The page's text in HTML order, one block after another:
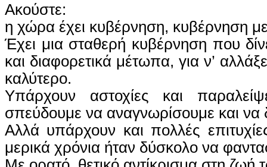
Ακούστε:
η χώρα έχει κυβέρνηση, κυβέρνηση με
Έχει μια σταθερή κυβέρνηση που
και διαφορετικά μέτωπα, για ν’
καλύτερο.
Υπάρχουν αστοχίες και
σπεύδουμε να αναγνωρίσουμε και να
Αλλά υπάρχουν και πολλές
μερικά χρόνια ήταν δύσκολο να